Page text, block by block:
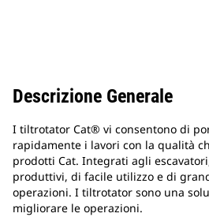
Descrizione Generale
I tiltrotator Cat® vi consentono di
rapidamente i lavori con la qualità
prodotti Cat. Integrati agli
produttivi, di facile utilizzo e di
operazioni. I tiltrotator sono una
migliorare le operazioni.